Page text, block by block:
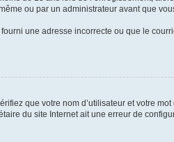
ou par un administrateur avant que
une adresse incorrecte ou que le
que votre nom d’utilisateur et votre
du site Internet ait une erreur de